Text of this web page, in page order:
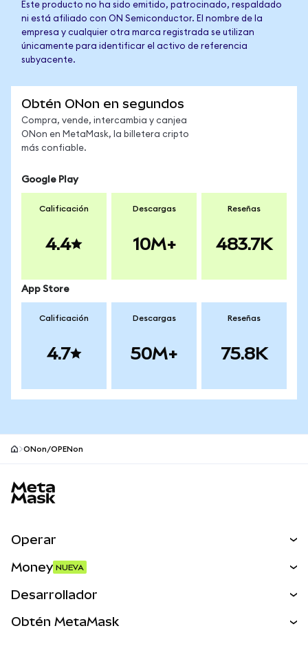
Este producto no ha sido emitido, patrocinado, respaldado
ni está afiliado con ON Semiconductor. El nombre de la
empresa y cualquier otra marca registrada se utilizan
únicamente para identificar el activo de referencia
subyacente.
Obtén ONon en segundos
Compra, vende, intercambia y canjea
ONon en MetaMask, la billetera cripto
más confiable.
Google Play
Calificación
4.4
Descargas
10M+
Reseñas
483.7K
App Store
Calificación
4.7
Descargas
50M+
Reseñas
75.8K
ONon/OPENon
Operar
Activos del mundo real
Money NUEVA
Desarrollador
Obtén MetaMask